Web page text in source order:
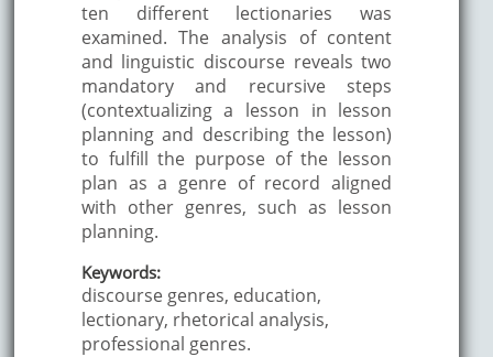
ten different lectionaries was
examined. The analysis of content
and linguistic discourse reveals two
mandatory and recursive steps
(contextualizing a lesson in lesson
planning and describing the lesson)
to fulfill the purpose of the lesson
plan as a genre of record aligned
with other genres, such as lesson
planning.
Keywords:
discourse genres, education,
lectionary, rhetorical analysis,
professional genres.